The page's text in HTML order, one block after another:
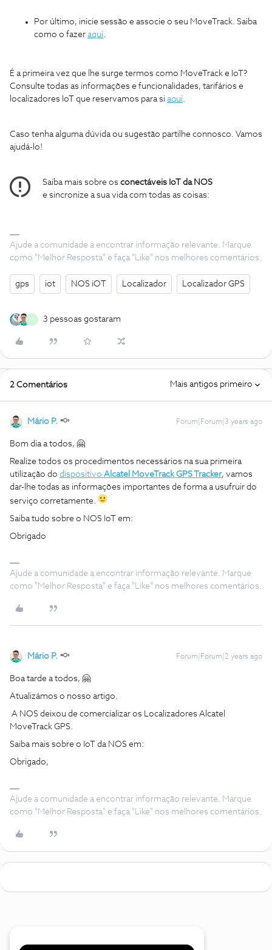
Por último, inicie sessão e associe o seu MoveTrack. Saiba
como o fazer aqui.
É a primeira vez que lhe surge termos como MoveTrack e IoT?
Consulte todas as informações e funcionalidades, tarifários e
localizadores IoT que reservamos para si aqui.
Caso tenha alguma dúvida ou sugestão partilhe connosco. Vamos
ajudá-lo!
Saiba mais sobre os conectáveis IoT da NOS
e sincronize a sua vida com todas as coisas:
Ajude a comunidade a encontrar informação relevante. Marque
como "Melhor Resposta" e faça "Like" nos melhores comentários.
gps iot NOS iOT Localizador Localizador GPS
M 3 pessoas gostaram
2 Comentários Mais antigos primeiro
Mário P. Forum|Forum|3 years ago
Bom dia a todos, 🤗
Realize todos os procedimentos necessários na sua primeira
utilização do dispositivo Alcatel MoveTrack GPS Tracker, vamos
dar-lhe todas as informações importantes de forma a usufruir do
serviço corretamente.
Saiba tudo sobre o NOS IoT em:
Obrigado
Ajude a comunidade a encontrar informação relevante. Marque
como "Melhor Resposta" e faça "Like" nos melhores comentários.
Mário P. Forum|Forum|2 years ago
Boa tarde a todos, 🤗
Atualizámos o nosso artigo.
A NOS deixou de comercializar os Localizadores Alcatel
MoveTrack GPS.
Saiba mais sobre o IoT da NOS em:
Obrigado,
Ajude a comunidade a encontrar informação relevante. Marque
como "Melhor Resposta" e faça "Like" nos melhores comentários.